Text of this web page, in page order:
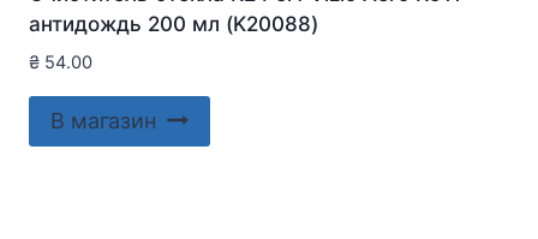
антидождь 200 мл (K20088)
₴ 54.00
В магазин